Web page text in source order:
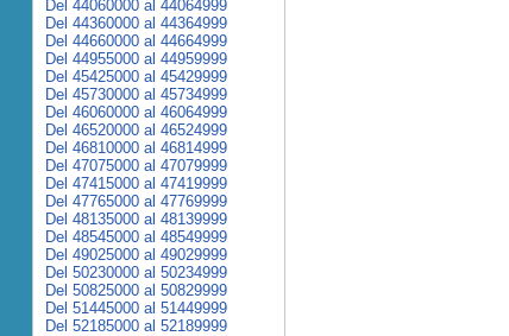
Del 44060000 al 44064999
Del 44360000 al 44364999
Del 44660000 al 44664999
Del 44955000 al 44959999
Del 45425000 al 45429999
Del 45730000 al 45734999
Del 46060000 al 46064999
Del 46520000 al 46524999
Del 46810000 al 46814999
Del 47075000 al 47079999
Del 47415000 al 47419999
Del 47765000 al 47769999
Del 48135000 al 48139999
Del 48545000 al 48549999
Del 49025000 al 49029999
Del 50230000 al 50234999
Del 50825000 al 50829999
Del 51445000 al 51449999
Del 52185000 al 52189999